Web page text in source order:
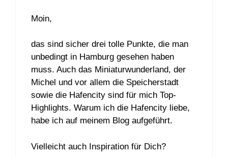
Moin,
das sind sicher drei tolle Punkte, die man
unbedingt in Hamburg gesehen haben
muss. Auch das Miniaturwunderland, der
Michel und vor allem die Speicherstadt
sowie die Hafencity sind für mich Top-
Highlights. Warum ich die Hafencity liebe,
habe ich auf meinem Blog aufgeführt.
Vielleicht auch Inspiration für Dich?